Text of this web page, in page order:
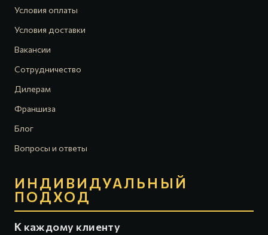
Условия оплаты
Условия доставки
Вакансии
Сотрудничество
Дилерам
Франшиза
Блог
Вопросы и ответы
ИНДИВИДУАЛЬНЫЙ
ПОДХОД
К каждому клиенту